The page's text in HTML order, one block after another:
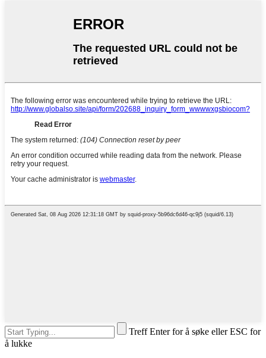
Treff Enter for å søke eller ESC for
å lukke